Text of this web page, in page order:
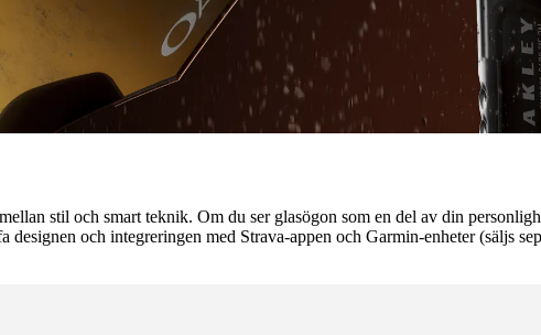
stil och smart teknik. Om du ser glasögon som en del av din
och integreringen med Strava-appen och Garmin-enheter (säljs